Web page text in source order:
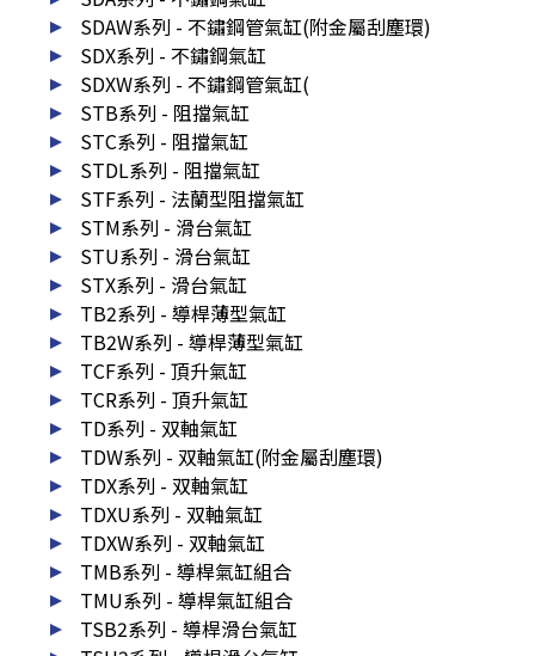
SDAW系列 - 不鏽鋼管氣缸(附金屬刮塵環)
SDX系列 - 不鏽鋼氣缸
SDXW系列 - 不鏽鋼管氣缸(
STB系列 - 阻擋氣缸
STC系列 - 阻擋氣缸
STDL系列 - 阻擋氣缸
STF系列 - 法蘭型阻擋氣缸
STM系列 - 滑台氣缸
STU系列 - 滑台氣缸
STX系列 - 滑台氣缸
TB2系列 - 導桿薄型氣缸
TB2W系列 - 導桿薄型氣缸
TCF系列 - 頂升氣缸
TCR系列 - 頂升氣缸
TD系列 - 双軸氣缸
TDW系列 - 双軸氣缸(附金屬刮塵環)
TDX系列 - 双軸氣缸
TDXU系列 - 双軸氣缸
TDXW系列 - 双軸氣缸
TMB系列 - 導桿氣缸組合
TMU系列 - 導桿氣缸組合
TSB2系列 - 導桿滑台氣缸